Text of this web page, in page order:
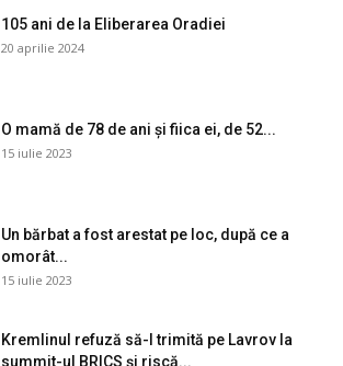
105 ani de la Eliberarea Oradiei
20 aprilie 2024
O mamă de 78 de ani și fiica ei, de 52...
15 iulie 2023
Un bărbat a fost arestat pe loc, după ce a
omorât...
15 iulie 2023
Kremlinul refuză să-l trimită pe Lavrov la
summit-ul BRICS și riscă...